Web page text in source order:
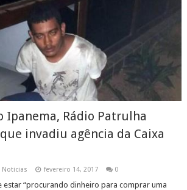
Ipanema, Rádio Patrulha
invadiu agência da Caixa
Noticias fevereiro 14, 2017 0
estar “procurando dinheiro para comprar uma